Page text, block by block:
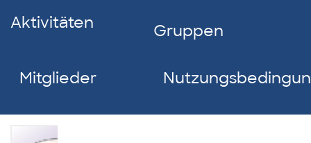
Aktivitäten
Gruppen
Mitglieder